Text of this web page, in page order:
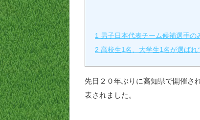
1 男子日本代表チーム候補選手の
2 高校生1名、大学生1名が選ばれ
先日２０年ぶりに高知県で開催さ
表されました。